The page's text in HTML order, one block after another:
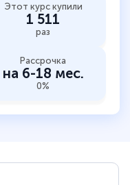
Этот курс купили
1 511
раз
Рассрочка
на 6-18 мес.
0%